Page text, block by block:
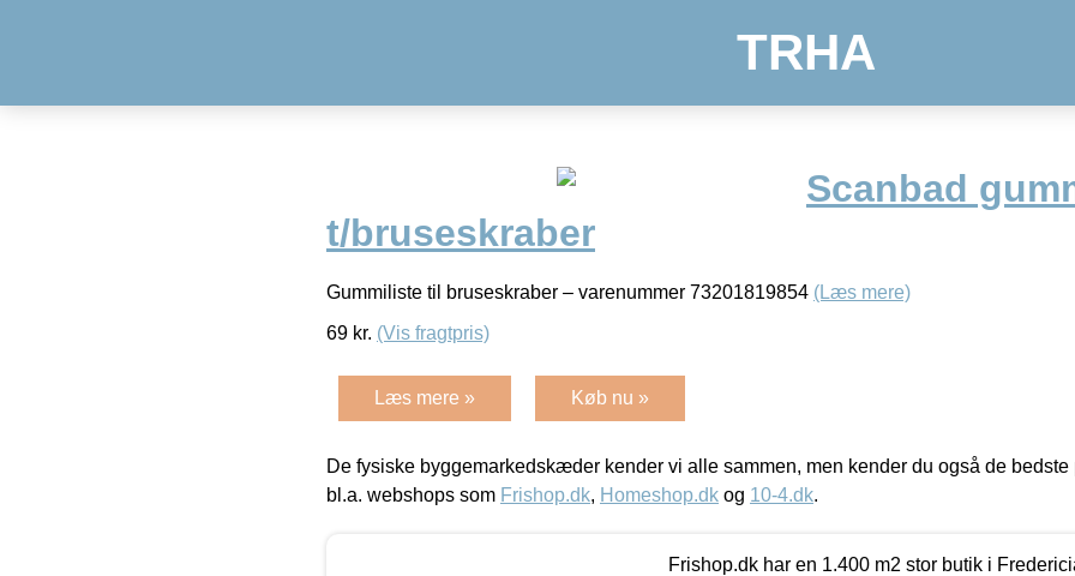
TRHA
Scanbad
t/bruseskraber
Gummiliste til bruseskraber – varenummer 73201819854 (Læs mere)
69 kr. (Vis fragtpris)
Læs mere » Køb nu »
De fysiske byggemarkedskæder kender vi alle sammen, men kender du også de bedste
bl.a. webshops som Frishop.dk, Homeshop.dk og 10-4.dk.
Frishop.dk har en 1.400 m2 stor butik i